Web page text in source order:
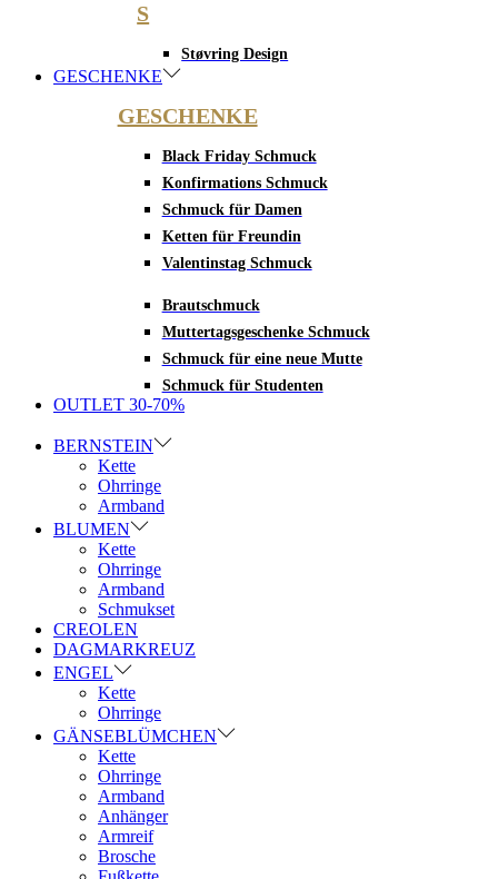
S
Støvring Design
GESCHENKE
GESCHENKE
Black Friday Schmuck
Konfirmations Schmuck
Schmuck für Damen
Ketten für Freundin
Valentinstag Schmuck
Brautschmuck
Muttertagsgeschenke Schmuck
Schmuck für eine neue Mutte
Schmuck für Studenten
OUTLET 30-70%
BERNSTEIN
Kette
Ohrringe
Armband
BLUMEN
Kette
Ohrringe
Armband
Schmukset
CREOLEN
DAGMARKREUZ
ENGEL
Kette
Ohrringe
GÄNSEBLÜMCHEN
Kette
Ohrringe
Armband
Anhänger
Armreif
Brosche